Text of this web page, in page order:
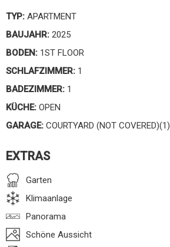
TYP: APARTMENT
BAUJAHR: 2025
BODEN: 1ST FLOOR
SCHLAFZIMMER: 1
BADEZIMMER: 1
KÜCHE: OPEN
GARAGE: COURTYARD (NOT COVERED)(1)
EXTRAS
Garten
Klimaanlage
Panorama
Schöne Aussicht